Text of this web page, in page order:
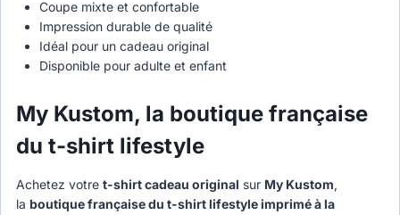
Coupe mixte et confortable
Impression durable de qualité
Idéal pour un cadeau original
Disponible pour adulte et enfant
My Kustom, la boutique française
du t-shirt lifestyle
Achetez votre t-shirt cadeau original sur My Kustom,
la boutique française du t-shirt lifestyle imprimé à la